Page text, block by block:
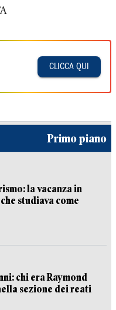
CLICCA QUI
Primo piano
la vacanza in
studiava come
chi era Raymond
sezione dei reati